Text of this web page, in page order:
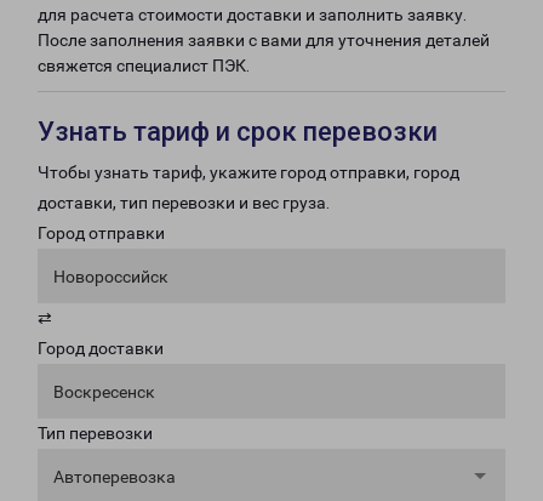
для расчета стоимости доставки и заполнить заявку.
После заполнения заявки с вами для уточнения деталей
свяжется специалист ПЭК.
Узнать тариф и срок перевозки
Чтобы узнать тариф, укажите город отправки, город
доставки, тип перевозки и вес груза.
Город отправки
Новороссийск
⇄
Город доставки
Воскресенск
Тип перевозки
Автоперевозка